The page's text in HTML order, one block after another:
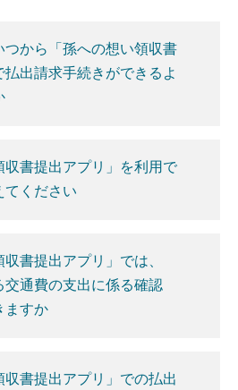
つから「孫への想い領収書
出請求手続きができるよ
収書提出アプリ」を利用で
てください
収書提出アプリ」では、
交通費の支出に係る確認
ますか
収書提出アプリ」での払出